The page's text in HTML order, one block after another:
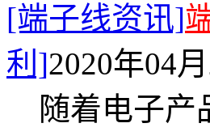
[端子线资讯]
利]2020年04
随着电子产